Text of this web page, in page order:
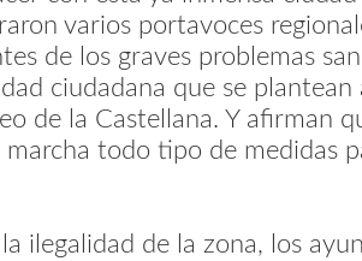
varios portavoces
de los graves problemas
ciudadana que se plantean
de la Castellana. Y afirman
marcha todo tipo de medidas
ilegalidad de la zona, los